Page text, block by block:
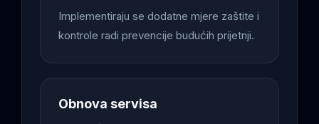
Implementiraju se dodatne mjere zaštite i
kontrole radi prevencije budućih prijetnji.
Obnova servisa